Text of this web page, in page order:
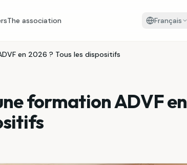
The association Français
en 2026 ? Tous les dispositifs
formation ADVF en